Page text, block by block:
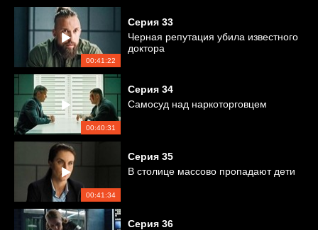
00:41:22
Серия 33
Черная репутация убила известного
доктора
00:40:31
Серия 34
Самосуд над наркоторговцем
00:41:34
Серия 35
В столице массово пропадают дети
Серия 36